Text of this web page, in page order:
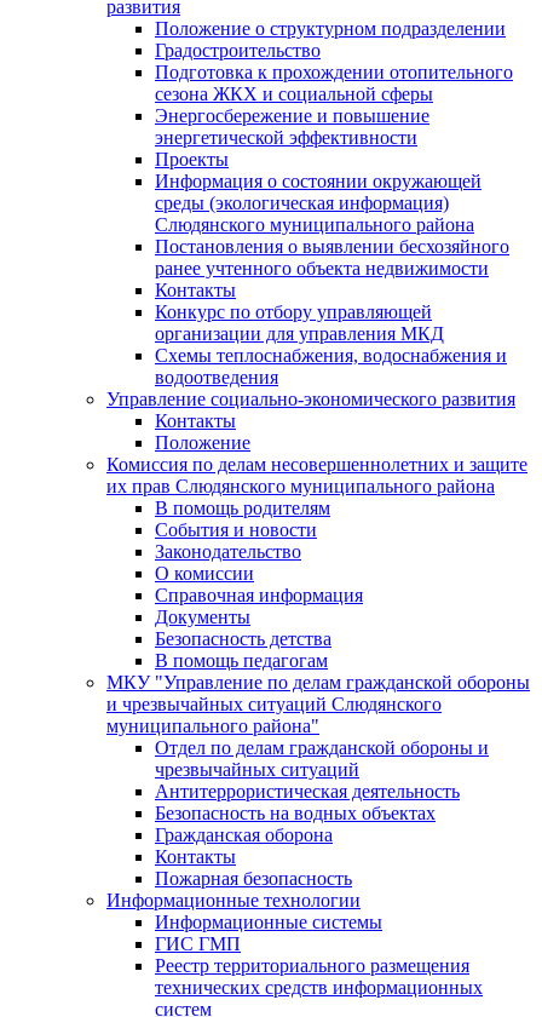
развития
Положение о структурном подразделении
Градостроительство
Подготовка к прохождении отопительного
сезона ЖКХ и социальной сферы
Энергосбережение и повышение
энергетической эффективности
Проекты
Информация о состоянии окружающей
среды (экологическая информация)
Слюдянского муниципального района
Постановления о выявлении бесхозяйного
ранее учтенного объекта недвижимости
Контакты
Конкурс по отбору управляющей
организации для управления МКД
Схемы теплоснабжения, водоснабжения и
водоотведения
Управление социально-экономического развития
Контакты
Положение
Комиссия по делам несовершеннолетних и защите
их прав Слюдянского муниципального района
В помощь родителям
События и новости
Законодательство
О комиссии
Справочная информация
Документы
Безопасность детства
В помощь педагогам
МКУ "Управление по делам гражданской обороны
и чрезвычайных ситуаций Слюдянского
муниципального района"
Отдел по делам гражданской обороны и
чрезвычайных ситуаций
Антитеррористическая деятельность
Безопасность на водных объектах
Гражданская оборона
Контакты
Пожарная безопасность
Информационные технологии
Информационные системы
ГИС ГМП
Реестр территориального размещения
технических средств информационных
систем